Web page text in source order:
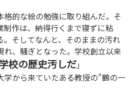
格的な絵の勉強に取り組んだ。そ
制作は、納得行くまで寝ずに粘
。そしてなんと、そのままの汚れ
れ、騒ぎとなった。学校創立以来
校の歴史汚しだ」
学から来ていたある教授の”鶴の一